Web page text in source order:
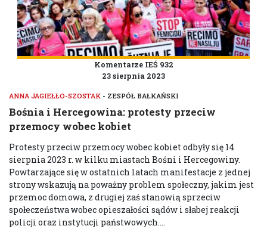
Komentarze IEŚ 932
23 sierpnia 2023
ANNA JAGIEŁŁO-SZOSTAK - ZESPÓŁ BAŁKAŃSKI
Bośnia i Hercegowina: protesty przeciw
przemocy wobec kobiet
Protesty przeciw przemocy wobec kobiet odbyły się 14
sierpnia 2023 r. w kilku miastach Bośni i Hercegowiny.
Powtarzające się w ostatnich latach manifestacje z jednej
strony wskazują na poważny problem społeczny, jakim jest
przemoc domowa, z drugiej zaś stanowią sprzeciw
społeczeństwa wobec opieszałości sądów i słabej reakcji
policji oraz instytucji państwowych....